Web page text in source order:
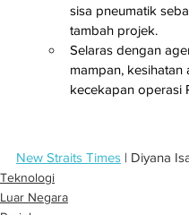
sisa pneumatik
tambah projek.
Selaras dengan
mampan, kesihatan
kecekapan operasi
New Straits Times | Diyana
Teknologi
Luar Negara